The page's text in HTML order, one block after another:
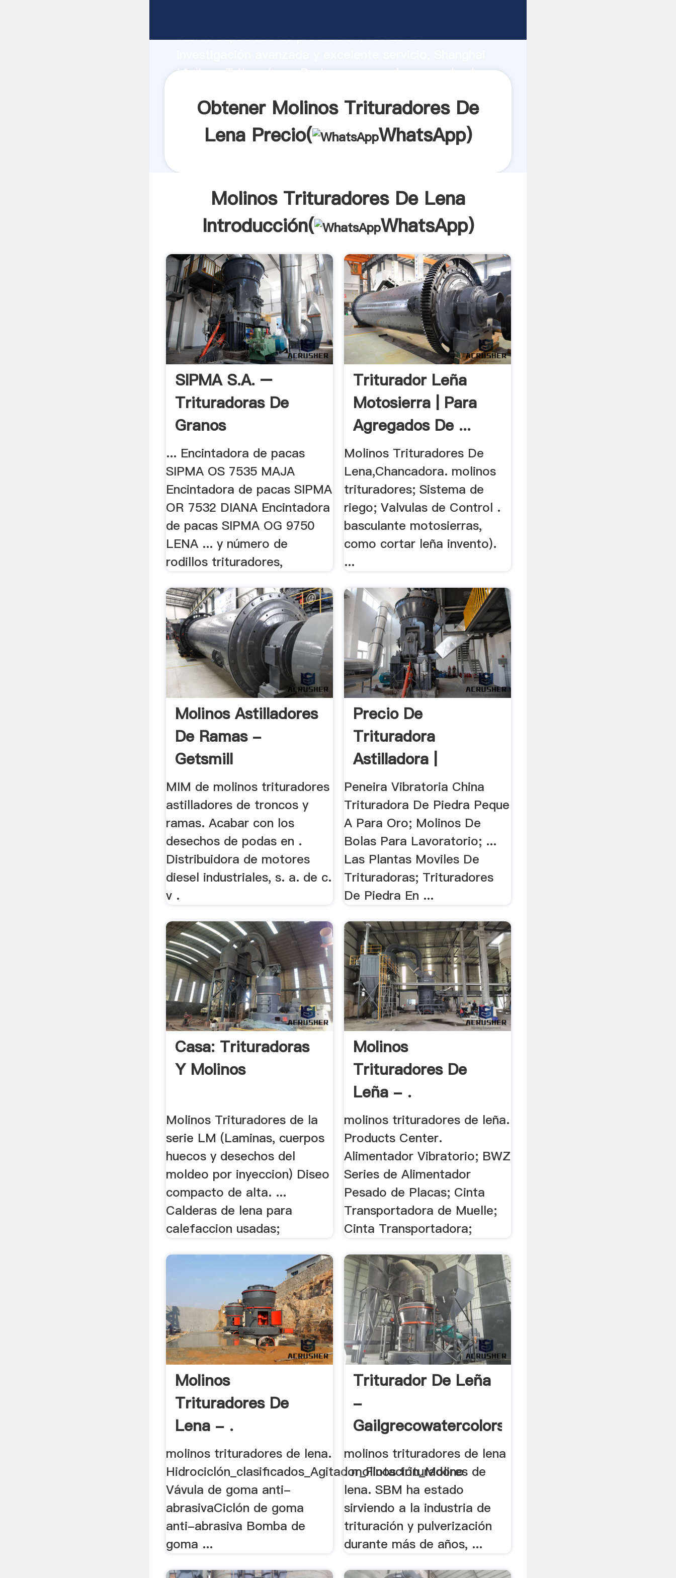
fuerte capacidad de producción, fuerza de
Molinos Trituradores De Lena proveedor crea el valor y
Obtener Molinos Trituradores De
Lena Precio(
WhatsApp)
Molinos Trituradores De Lena
Introducción(
WhatsApp)
SIPMA S.A. –
Trituradoras De
Granos
... Encintadora de pacas
SIPMA OS 7535 MAJA
Encintadora de pacas SIPMA
OR 7532 DIANA Encintadora
de pacas SIPMA OG 9750
LENA ... y número de
rodillos trituradores,
Triturador Leña
Motosierra | Para
Agregados De ...
Molinos Trituradores De
Lena,Chancadora. molinos
trituradores; Sistema de
riego; Valvulas de Control .
basculante motosierras,
como cortar leña invento).
...
Molinos Astilladores
De Ramas -
Getsmill
MIM de molinos trituradores
astilladores de troncos y
ramas. Acabar con los
desechos de podas en .
Distribuidora de motores
diesel industriales, s. a. de c.
v .
Precio De
Trituradora
Astilladora |
Trituradora Y .
Peneira Vibratoria China
Trituradora De Piedra Peque
A Para Oro; Molinos De
Bolas Para Lavoratorio; ...
Las Plantas Moviles De
Trituradoras; Trituradores
De Piedra En ...
Сasa: Trituradoras
Y Molinos
Molinos Trituradores de la
serie LM (Laminas, cuerpos
huecos y desechos del
moldeo por inyeccion) Diseo
compacto de alta. ...
Calderas de lena para
calefaccion usadas;
Molinos
Trituradores De
Leña - .
molinos trituradores de leña.
Products Center.
Alimentador Vibratorio; BWZ
Series de Alimentador
Pesado de Placas; Cinta
Transportadora de Muelle;
Cinta Transportadora;
Molinos
Trituradores De
Lena - .
molinos trituradores de lena.
Hidrociclón_clasificados_Agitador_Flotación_Molino
Vávula de goma anti-
abrasivaCiclón de goma
anti-abrasiva Bomba de
goma ...
Triturador De Leña
-
Gailgrecowatercolors.xyz
molinos trituradores de lena
. molinos trituradores de
lena. SBM ha estado
sirviendo a la industria de
trituración y pulverización
durante más de años, ...